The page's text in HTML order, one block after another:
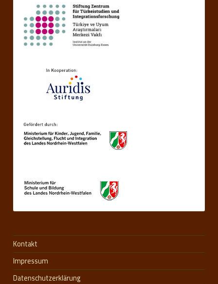
Kontakt
Impressum
Datenschutzerklärung